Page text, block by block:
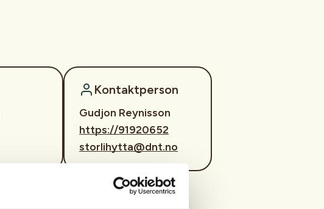
Kontaktperson
Gudjon Reynisson
https://91920652
storlihytta@dnt.no